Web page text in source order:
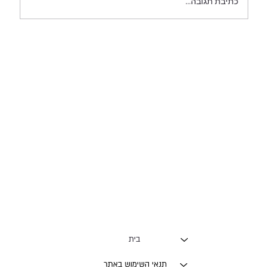
מאייר ומספר- הקיפוד שאמר מה אכפת
בית
תנאי השימוש באתר